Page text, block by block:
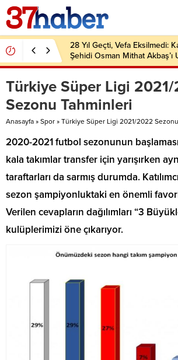
28 Yıl Geçti, Vefa Eksilmedi:
Şehidi Osman Mithat Akbaş’ı
Türkiye Süper Ligi
Sezonu Tahminleri
Anasayfa » Spor » Türkiye Süper Ligi 2021/2022
2020-2021 futbol sezonunun
kala takımlar transfer için yarışırken
taraftarları da sarmış durumda.
sezon şampiyonluktaki en önemli
Verilen cevapların dağılımları “3
kulüplerimizi öne çıkarıyor.